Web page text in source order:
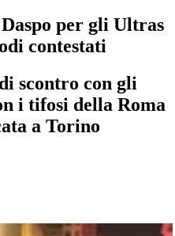
per gli Ultras
contestati
scontro con gli
i tifosi della Roma
a Torino